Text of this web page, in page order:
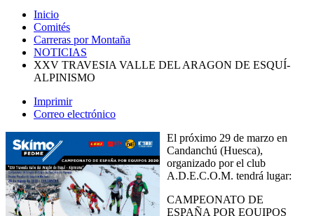
Inicio
Comités
Carreras por Montaña
NOTICIAS
XXV TRAVESIA VALLE DEL ARAGON DE ESQUÍ-
ALPINISMO
Imprimir
Correo electrónico
El próximo 29 de marzo en
Candanchú (Huesca),
organizado por el club
A.D.E.C.O.M. tendrá lugar:
CAMPEONATO DE
ESPAÑA POR EQUIPOS